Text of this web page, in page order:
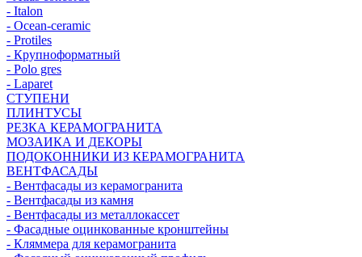
- Italon
- Ocean-ceramic
- Protiles
- Крупноформатный
- Polo gres
- Laparet
СТУПЕНИ
ПЛИНТУСЫ
РЕЗКА КЕРАМОГРАНИТА
МОЗАИКА И ДЕКОРЫ
ПОДОКОННИКИ ИЗ КЕРАМОГРАНИТА
ВЕНТФАСАДЫ
- Вентфасады из керамогранита
- Вентфасады из камня
- Вентфасады из металлокассет
- Фасадные оцинкованные кронштейны
- Кляммера для керамогранита